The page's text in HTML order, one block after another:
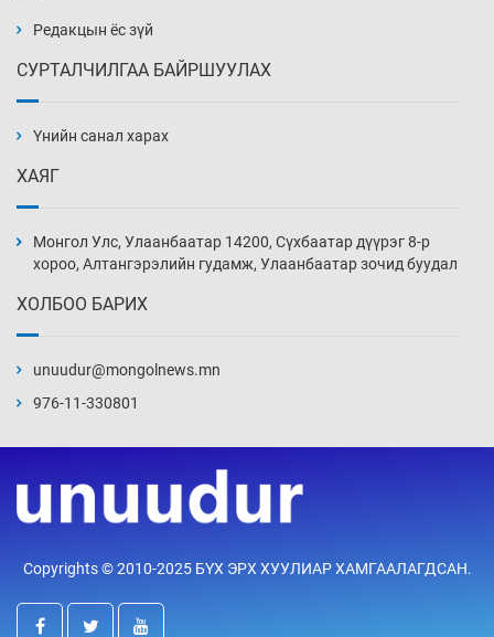
Уржигдар 14 цаг 00 мин
нэмэгджээ
Уржигдар 13 цаг 30 мин
Уржигдар 13 цаг 00 мин
Уржигдар 12 цаг 30 мин
үйлчилж буй гэв
Уржигдар 12 цаг 00 мин
Редакцын ёс зүй
СУРТАЛЧИЛГАА БАЙРШУУЛАХ
Үнийн санал харах
ХАЯГ
Монгол Улс, Улаанбаатар 14200, Сүхбаатар дүүрэг 8-р
хороо, Алтангэрэлийн гудамж, Улаанбаатар зочид буудал
ХОЛБОО БАРИХ
unuudur@mongolnews.mn
976-11-330801
Copyrights © 2010-2025 БҮХ ЭРХ ХУУЛИАР ХАМГААЛАГДСАН.